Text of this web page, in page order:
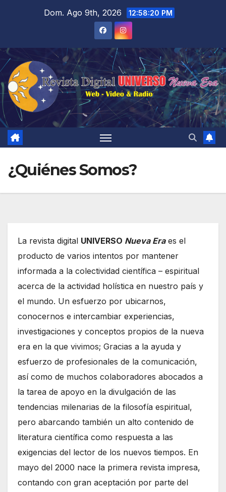
Dom. Ago 9th, 2026 12:58:21 PM
¿Quiénes Somos?
La revista digital UNIVERSO Nueva Eraes el
producto de varios intentos por mantener
informada a la colectividad científica – espiritual
acerca de la actividad holí­stica en nuestro país y
el mundo. Un esfuerzo por ubicarnos,
conocernos e intercambiar experiencias,
investigaciones y conceptos propios de la nueva
era en la que vivimos; Gracias a la ayuda y
esfuerzo de profesionales de la comunicación,
así como de muchos colaboradores abocados a
la tarea de apoyo en la divulgación de las
tendencias milenarias de la filosofía espiritual,
pero abarcando también un alto contenido de
literatura científica como respuesta a las
exigencias del lector de los nuevos tiempos. En
mayo del 2000 nace la primera revista impresa,
contando con gran aceptación por parte del